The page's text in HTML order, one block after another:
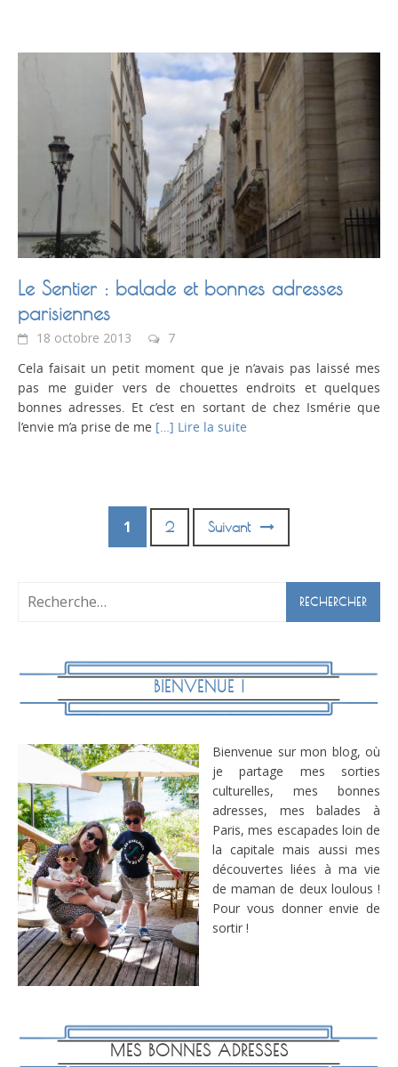
Le Sentier : balade et bonnes adresses
parisiennes
18 octobre 2013
7
Cela faisait un petit moment que je n’avais pas laissé mes
pas me guider vers de chouettes endroits et quelques
bonnes adresses. Et c’est en sortant de chez Ismérie que
l’envie m’a prise de me […] Lire la suite
1 2 Suivant
Rechercher :
BIENVENUE !
Bienvenue sur mon blog, où
je partage mes sorties
culturelles, mes bonnes
adresses, mes balades à
Paris, mes escapades loin de
la capitale mais aussi mes
découvertes liées à ma vie
de maman de deux loulous !
Pour vous donner envie de
sortir !
MES BONNES ADRESSES